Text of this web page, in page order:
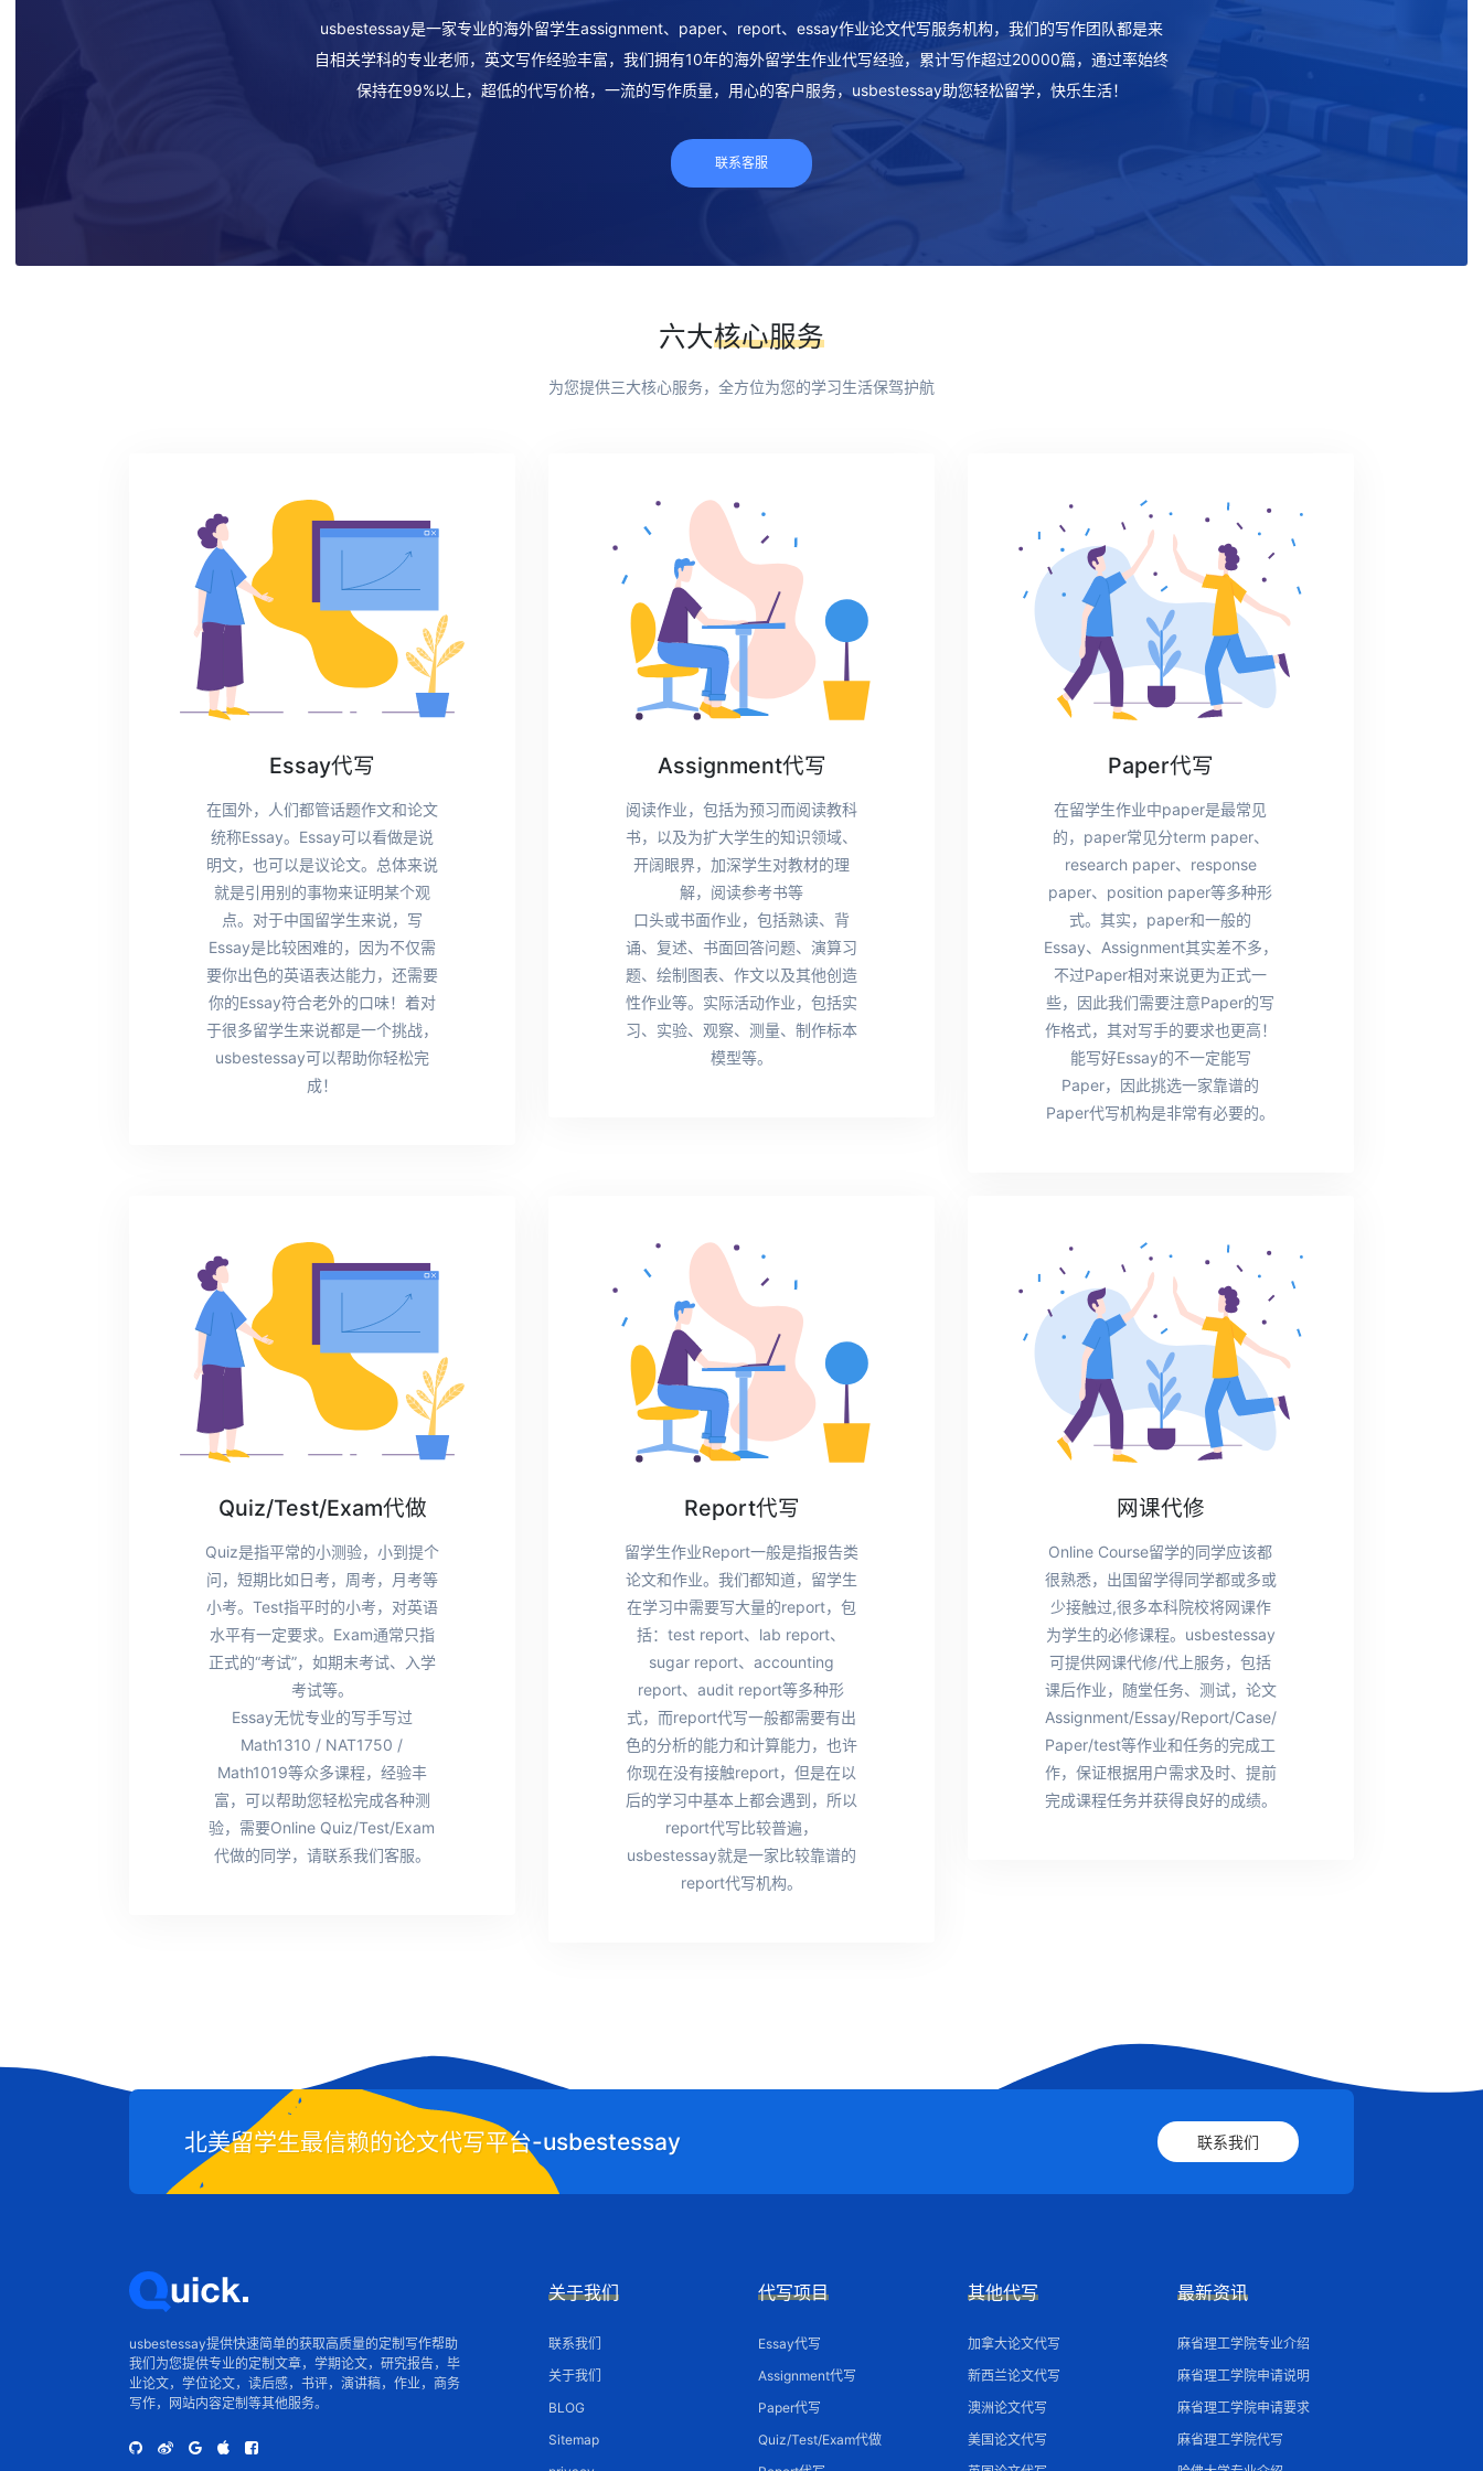
usbestessay是一家专业的海外留学生assignment、paper、report、essay作业论文代写服务机构，我们的写作团队都是来
自相关学科的专业老师，英文写作经验丰富，我们拥有10年的海外留学生作业代写经验，累计写作超过20000篇，通过率始终
保持在99%以上，超低的代写价格，一流的写作质量，用心的客户服务，usbestessay助您轻松留学，快乐生活！
联系客服
六大核心服务
为您提供三大核心服务，全方位为您的学习生活保驾护航
Essay代写
在国外，人们都管话题作文和论文
统称Essay。Essay可以看做是说
明文，也可以是议论文。总体来说
就是引用别的事物来证明某个观
点。对于中国留学生来说，写
Essay是比较困难的，因为不仅需
要你出色的英语表达能力，还需要
你的Essay符合老外的口味！着对
于很多留学生来说都是一个挑战，
usbestessay可以帮助你轻松完
成！
Assignment代写
阅读作业，包括为预习而阅读教科
书，以及为扩大学生的知识领域、
开阔眼界，加深学生对教材的理
解，阅读参考书等
口头或书面作业，包括熟读、背
诵、复述、书面回答问题、演算习
题、绘制图表、作文以及其他创造
性作业等。实际活动作业，包括实
习、实验、观察、测量、制作标本
模型等。
Paper代写
在留学生作业中paper是最常见
的，paper常见分term paper、
research paper、response
paper、position paper等多种形
式。其实，paper和一般的
Essay、Assignment其实差不多，
不过Paper相对来说更为正式一
些，因此我们需要注意Paper的写
作格式，其对写手的要求也更高！
能写好Essay的不一定能写
Paper，因此挑选一家靠谱的
Paper代写机构是非常有必要的。
Quiz/Test/Exam代做
Quiz是指平常的小测验，小到提个
问，短期比如日考，周考，月考等
小考。Test指平时的小考，对英语
水平有一定要求。Exam通常只指
正式的“考试”，如期末考试、入学
考试等。
Essay无忧专业的写手写过
Math1310 / NAT1750 /
Math1019等众多课程，经验丰
富，可以帮助您轻松完成各种测
验，需要Online Quiz/Test/Exam
代做的同学，请联系我们客服。
Report代写
留学生作业Report一般是指报告类
论文和作业。我们都知道，留学生
在学习中需要写大量的report，包
括：test report、lab report、
sugar report、accounting
report、audit report等多种形
式，而report代写一般都需要有出
色的分析的能力和计算能力，也许
你现在没有接触report，但是在以
后的学习中基本上都会遇到，所以
report代写比较普遍，
usbestessay就是一家比较靠谱的
report代写机构。
网课代修
Online Course留学的同学应该都
很熟悉，出国留学得同学都或多或
少接触过,很多本科院校将网课作
为学生的必修课程。usbestessay
可提供网课代修/代上服务，包括
课后作业，随堂任务、测试，论文
Assignment/Essay/Report/Case/
Paper/test等作业和任务的完成工
作，保证根据用户需求及时、提前
完成课程任务并获得良好的成绩。
北美留学生最信赖的论文代写平台-usbestessay 联系我们
usbestessay提供快速简单的获取高质量的定制写作帮助
我们为您提供专业的定制文章，学期论文，研究报告，毕
业论文，学位论文，读后感，书评，演讲稿，作业，商务
写作，网站内容定制等其他服务。
关于我们
联系我们
关于我们
BLOG
Sitemap
代写项目
Essay代写
Assignment代写
Paper代写
Quiz/Test/Exam代做
其他代写
加拿大论文代写
新西兰论文代写
澳洲论文代写
美国论文代写
最新资讯
麻省理工学院专业介绍
麻省理工学院申请说明
麻省理工学院申请要求
麻省理工学院代写